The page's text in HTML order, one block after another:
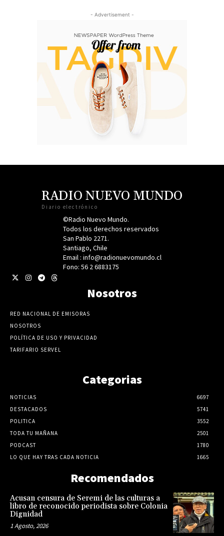
- Advertisement -
RADIO NUEVO MUNDO
Diario electrónico
©Radio Nuevo Mundo.
Todos los derechos reservados
San Pablo 2271.
Santiago, Chile
Email : info@radionuevomundo.cl
Fono: 56 2 6883175
Nosotros
RED NACIONAL DE EMISORAS
NOSOTROS
POLÍTICA DE USO Y PRIVACIDAD
TARIFARIO SERVEL
Categorias
NOTICIAS
6697
DESTACADOS
5741
POLITICA
3552
TODA TU MAÑANA
2501
PODCAST
1780
LO QUE HAY TRAS CADA NOTICIA
1665
Recomendados
Acusan censura de Seremi de las culturas a
libro de reconocido periodista sobre Colonia
Dignidad
1 Agosto, 2026